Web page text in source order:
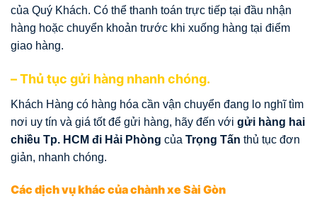
của Quý Khách. Có thể thanh toán trực tiếp tại đầu nhận
hàng hoặc chuyển khoản trước khi xuống hàng tại điểm
giao hàng.
– Thủ tục gửi hàng nhanh chóng.
Khách Hàng có hàng hóa cần vận chuyển đang lo nghĩ tìm
nơi uy tín và giá tốt để gửi hàng, hãy đến với gửi hàng hai
chiều Tp. HCM đi Hải Phòng của Trọng Tấn thủ tục đơn
giản, nhanh chóng.
Các dịch vụ khác của chành xe Sài Gòn